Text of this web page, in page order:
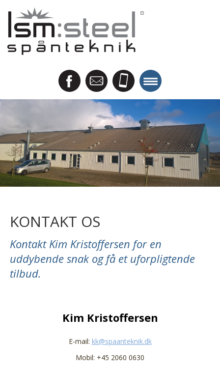
KONTAKT OS
Kontakt Kim Kristoffersen for en
uddybende snak og få et uforpligtende
tilbud.
Kim Kristoffersen
E-mail: kk@spaanteknik.dk
Mobil: +45 2060 0630